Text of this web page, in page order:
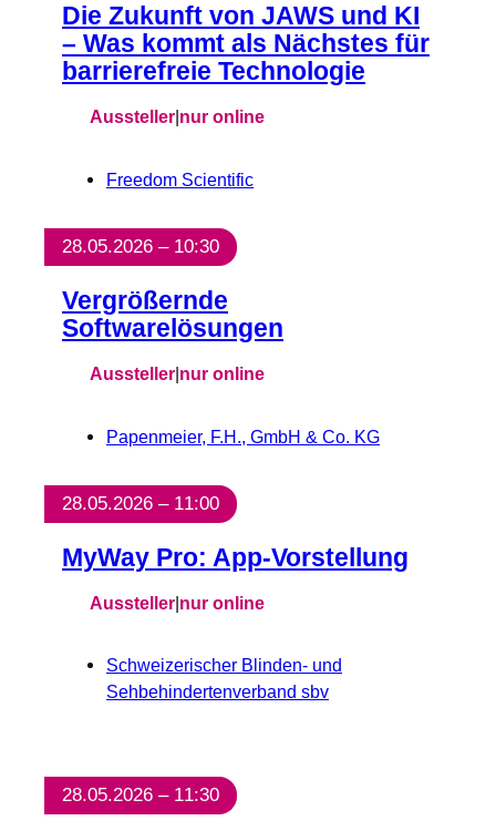
Die Zukunft von JAWS und KI
– Was kommt als Nächstes für
barrierefreie Technologie
Aussteller|nur online
Freedom Scientific
28.05.2026 – 10:30
Vergrößernde
Softwarelösungen
Aussteller|nur online
Papenmeier, F.H., GmbH & Co. KG
28.05.2026 – 11:00
MyWay Pro: App-Vorstellung
Aussteller|nur online
Schweizerischer Blinden- und
Sehbehindertenverband sbv
28.05.2026 – 11:30